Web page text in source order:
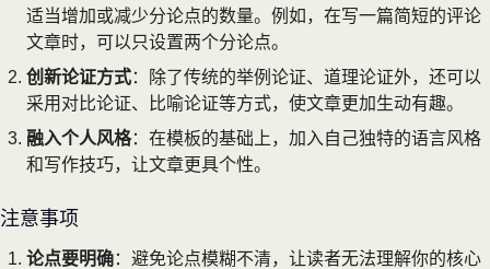
适当增加或减少分论点的数量。例如，在写一篇简短的评论
文章时，可以只设置两个分论点。
创新论证方式：除了传统的举例论证、道理论证外，还可以
采用对比论证、比喻论证等方式，使文章更加生动有趣。
融入个人风格：在模板的基础上，加入自己独特的语言风格
和写作技巧，让文章更具个性。
注意事项
论点要明确：避免论点模糊不清，让读者无法理解你的核心